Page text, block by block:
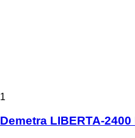
1
Demetra LIBERTA-2400